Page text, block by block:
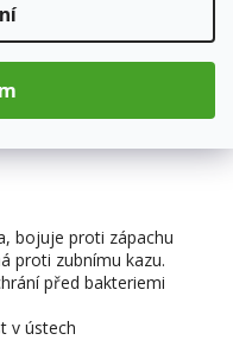
bojuje proti zápachu
proti zubnímu kazu.
před bakteriemi
v ústech